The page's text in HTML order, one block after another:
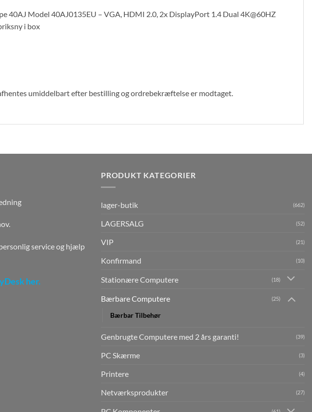
40AJ Model 40AJ0135EU – VGA, HDMI 2.0, 2x DisplayPort 1.4 Dual 4K@60HZ
i box
umiddelbart efter bestilling og ordrebekræftelse er modtaget.
service og hjælp
her.
PRODUKT KATEGORIER
lager-butik (662)
LAGERSALG (52)
VIP (21)
Konfirmand (10)
Stationære Computere (18)
Bærbare Computere (25)
Bærbar Tilbehør
Genbrugte Computere med 2 års garanti! (39)
PC Skærme (3)
Printere (4)
Netværksprodukter (27)